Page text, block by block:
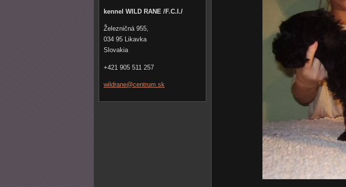
kennel WILD RANE /F.C.I./
Železničná 955,
034 95 Likavka
Slovakia
+421 905 511 257
wildrane@centrum .sk